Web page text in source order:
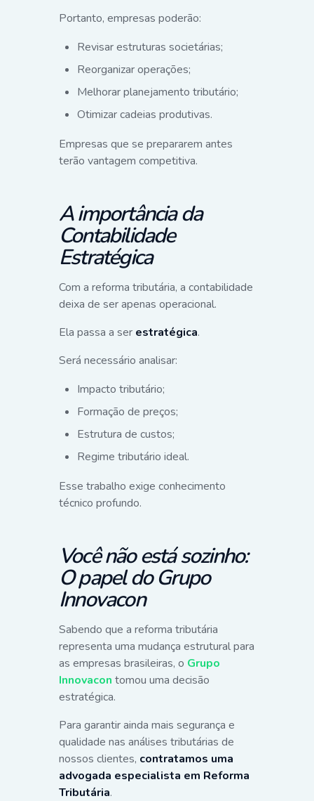
Portanto, empresas poderão:
Revisar estruturas societárias;
Reorganizar operações;
Melhorar planejamento tributário;
Otimizar cadeias produtivas.
Empresas que se prepararem antes
terão vantagem competitiva.
A importância da
Contabilidade
Estratégica
Com a reforma tributária, a contabilidade
deixa de ser apenas operacional.
Ela passa a ser estratégica.
Será necessário analisar:
Impacto tributário;
Formação de preços;
Estrutura de custos;
Regime tributário ideal.
Esse trabalho exige conhecimento
técnico profundo.
Você não está sozinho:
O papel do Grupo
Innovacon
Sabendo que a reforma tributária
representa uma mudança estrutural para
as empresas brasileiras, o Grupo
Innovacon tomou uma decisão
estratégica.
Para garantir ainda mais segurança e
qualidade nas análises tributárias de
nossos clientes, contratamos uma
advogada especialista em Reforma
Tributária.